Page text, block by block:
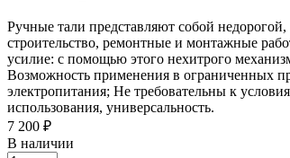
Ручные тали представляют собой
строительство, ремонтные и монтажные
усилие: с помощью этого нехитрого
Возможность применения в ограниченных
электропитания; Не требовательны к
использования, универсальность.
7 200 ₽
В наличии